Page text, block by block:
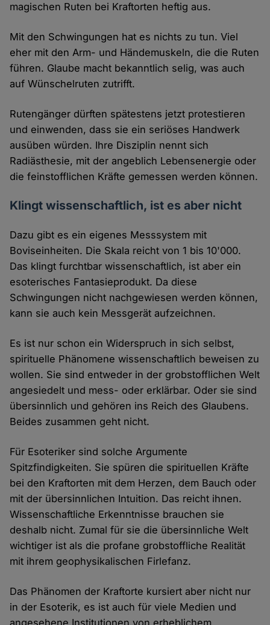
magischen Ruten bei Kraftorten heftig aus.
Mit den Schwingungen hat es nichts zu tun. Viel
eher mit den Arm- und Händemuskeln, die die Ruten
führen. Glaube macht bekanntlich selig, was auch
auf Wünschelruten zutrifft.
Rutengänger dürften spätestens jetzt protestieren
und einwenden, dass sie ein seriöses Handwerk
ausüben würden. Ihre Disziplin nennt sich
Radiästhesie, mit der angeblich Lebensenergie oder
die feinstofflichen Kräfte gemessen werden können.
Klingt wissenschaftlich, ist es aber nicht
Dazu gibt es ein eigenes Messsystem mit
Boviseinheiten. Die Skala reicht von 1 bis 10'000.
Das klingt furchtbar wissenschaftlich, ist aber ein
esoterisches Fantasieprodukt. Da diese
Schwingungen nicht nachgewiesen werden können,
kann sie auch kein Messgerät aufzeichnen.
Es ist nur schon ein Widerspruch in sich selbst,
spirituelle Phänomene wissenschaftlich beweisen zu
wollen. Sie sind entweder in der grobstofflichen Welt
angesiedelt und mess- oder erklärbar. Oder sie sind
übersinnlich und gehören ins Reich des Glaubens.
Beides zusammen geht nicht.
Für Esoteriker sind solche Argumente
Spitzfindigkeiten. Sie spüren die spirituellen Kräfte
bei den Kraftorten mit dem Herzen, dem Bauch oder
mit der übersinnlichen Intuition. Das reicht ihnen.
Wissenschaftliche Erkenntnisse brauchen sie
deshalb nicht. Zumal für sie die übersinnliche Welt
wichtiger ist als die profane grobstoffliche Realität
mit ihrem geophysikalischen Firlefanz.
Das Phänomen der Kraftorte kursiert aber nicht nur
in der Esoterik, es ist auch für viele Medien und